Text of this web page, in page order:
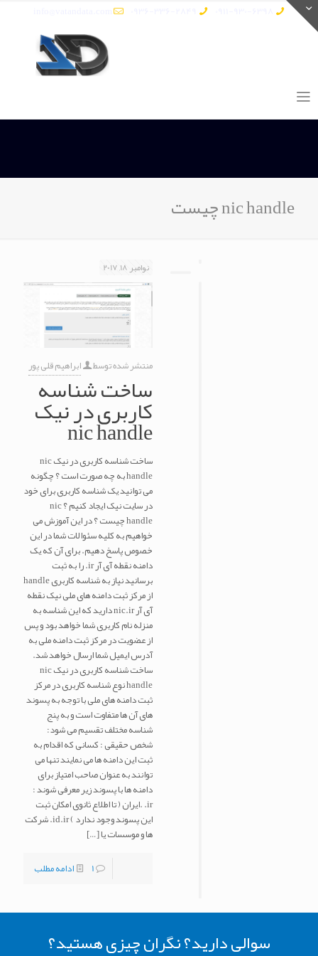
nic handle چیست
نوامبر 18, 2017
منتشر شده توسط ابراهیم قلی پور
ساخت شناسه
کاربری در نیک
nic handle
ساخت شناسه کاربری در نیک nic
handle به چه صورت است ؟ چگونه
می توانید یک شناسه کاربری برای خود
در سایت نیک ایجاد کنیم ؟ nic
handle چیست ؟ در این آموزش می
خواهیم به کلیه سئوالات شما در این
خصوص پاسخ دهیم. برای آن که یک
دامنه نقطه آی آر ir. را به ثبت
برسانید نیاز به شناسه کاربری handle
از مرکز ثبت دامنه های ملی نیک نقطه
آی آر nic.ir دارید که این شناسه به
منزله نام کاربری شما خواهد بود و پس
از عضویت در مرکز ثبت دامنه ملی به
آدرس ایمیل شما ارسال خواهد شد.
ساخت شناسه کاربری در نیک nic
handle نوع شناسه کاربری در مرکز
ثبت دامنه های ملی با توجه به پسوند
های آن ها متفاوت است و به پنج
شناسه مختلف تقسیم می شود:
شخص حقیقی : کسانی که اقدام به
ثبت این دامنه ها می نمایند تنها می
توانند به عنوان صاحب امتیاز برای
دامنه ها با پسوند زیر معرفی شوند :
ir. .ایران ( تا اطلاع ثانوی امکان ثبت
این پسوند وجود ندارد ) id.ir. شرکت
ها و موسسات یا[…]
1
ادامه مطلب
سوالی دارید؟ نگران چیزی هستید؟